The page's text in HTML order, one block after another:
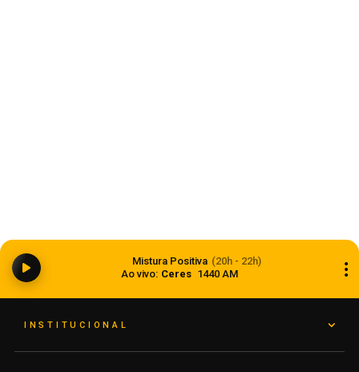
instabilidade no RS
Ao vivo: Ceres 1440 AM
Mistura Positiva (20h - 22h)
INSTITUCIONAL